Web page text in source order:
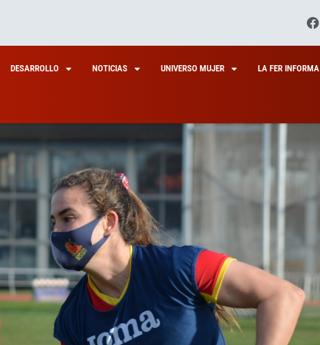
DESARROLLO NOTICIAS UNIVERSO MUJER LA FER INFORMA